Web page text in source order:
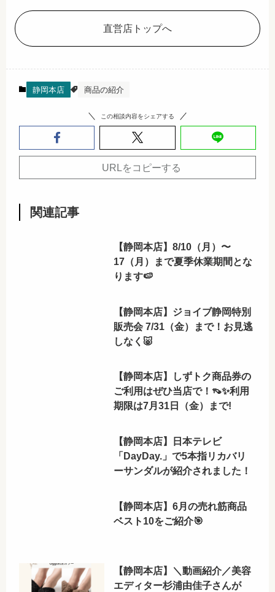
直営店トップへ
静岡本店 商品の紹介
この相談内容をシェアする
URLをコピーする
関連記事
【静岡本店】8/10（月）〜
17（月）まで夏季休業期間とな
ります🍉
【静岡本店】ジョイブ静岡特別
販売会 7/31（金）まで！お見逃
しなく🐷
【静岡本店】しずトク商品券の
ご利用はぜひ当店で！👡✨利用
期限は7月31日（金）まで!
【静岡本店】日本テレビ
「DayDay.」で5本指リカバリ
ーサンダルが紹介されました！
【静岡本店】6月の売れ筋商品
ベスト10をご紹介🎯
【静岡本店】＼動画紹介／美容
エディター杉浦由佳子さんが